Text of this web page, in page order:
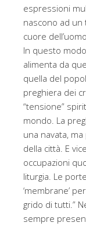
espressioni
nascono ad un
cuore
In questo
alimenta da
quella del
preghiera dei
“tensione”
mondo. La
una navata,
della città. E
occupazioni
liturgia. Le
‘membrane’
grido di tutti.”
sempre